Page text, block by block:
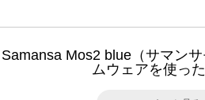
Samansa Mos2 blue（サマン
ムウェアを使っ